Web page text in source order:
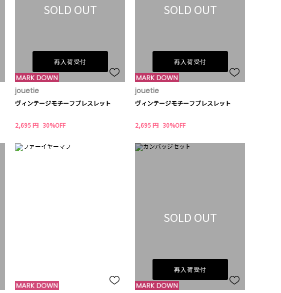
SOLD OUT
再入荷受付
jouetie
ヴィンテージモチーフブレスレット
2,695 円 30%OFF
SOLD OUT
再入荷受付
jouetie
ヴィンテージモチーフブレスレット
2,695 円 30%OFF
SOLD OUT
再入荷受付